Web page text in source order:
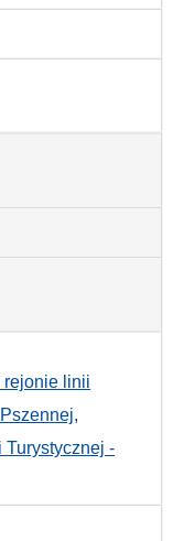
rejonie linii
Turystycznej -